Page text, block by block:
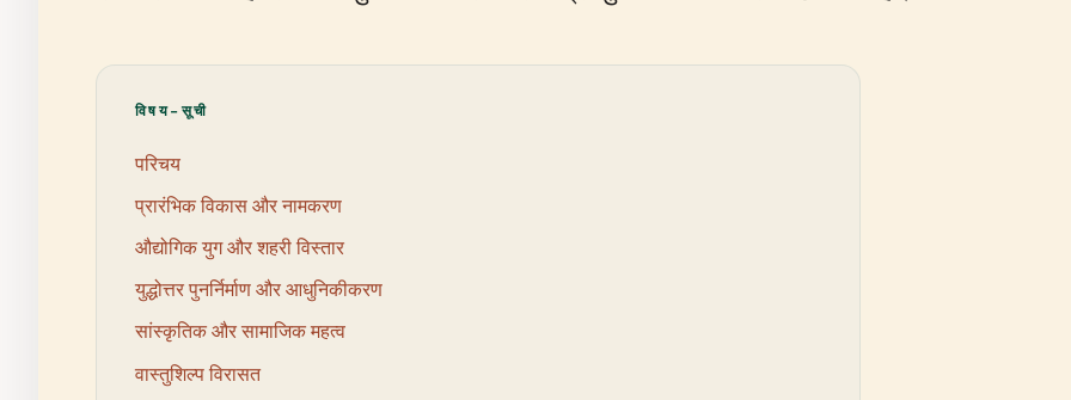
विषय-सूची
परिचय
प्रारंभिक विकास और नामकरण
औद्योगिक युग और शहरी विस्तार
युद्धोत्तर पुनर्निर्माण और आधुनिकीकरण
सांस्कृतिक और सामाजिक महत्व
वास्तुशिल्प विरासत